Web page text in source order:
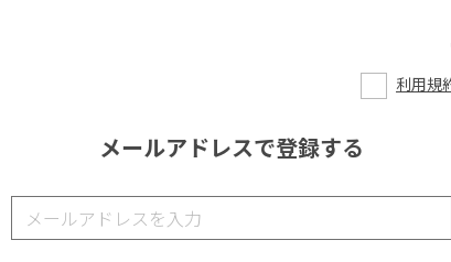
利用規
メールアドレスで登録する